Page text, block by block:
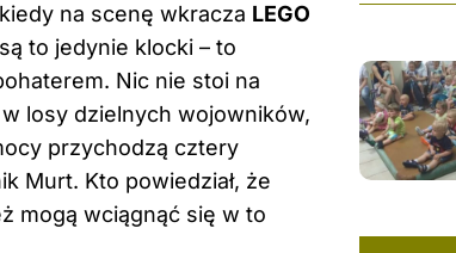
na scenę wkracza LEGO
to jedynie klocki – to
Nic nie stoi na
losy dzielnych wojowników,
przychodzą cztery
Murt. Kto powiedział, że
mogą wciągnąć się w to